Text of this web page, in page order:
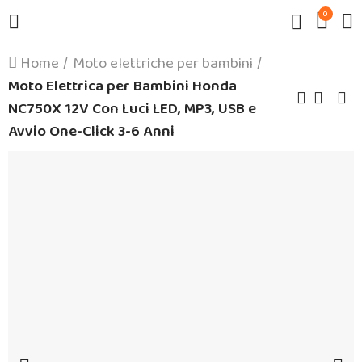
0
Home
Moto elettriche per bambini
Moto Elettrica per Bambini Honda
NC750X 12V Con Luci LED, MP3, USB e
Avvio One-Click 3-6 Anni